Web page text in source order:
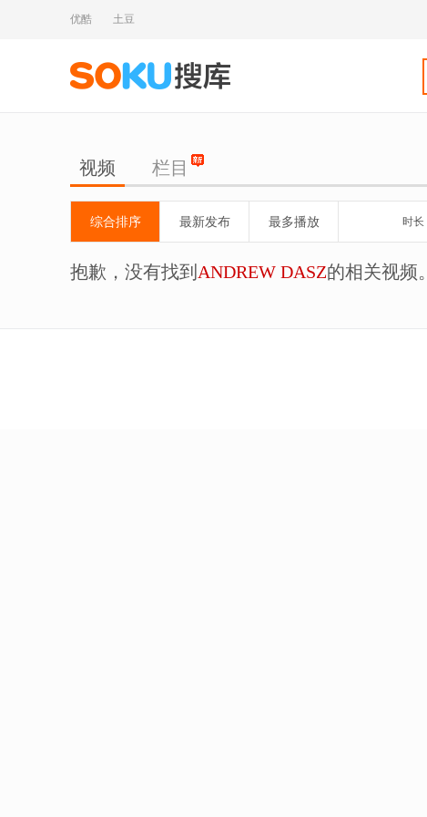
优酷 土豆
视频 栏目
综合排序 最新发布 最多播放 时长
抱歉，没有找到 ANDREW DASZ的相关视频。